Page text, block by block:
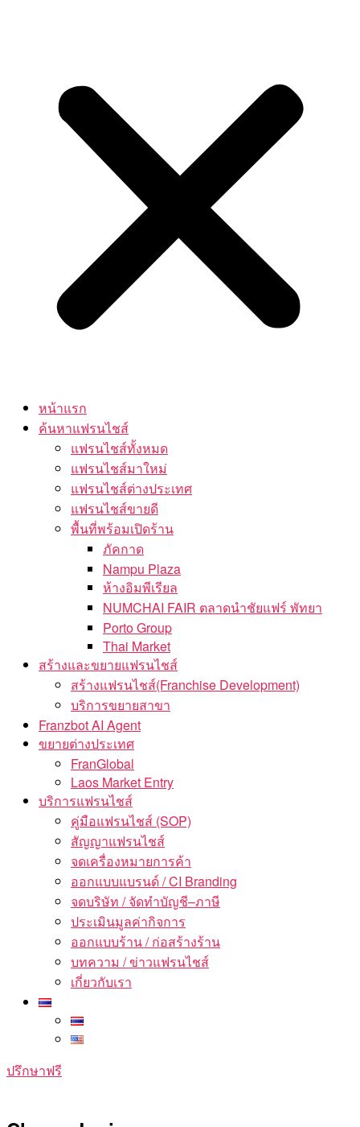
หน้าแรก
ค้นหาแฟรนไชส์
แฟรนไชส์ทั้งหมด
แฟรนไชส์มาใหม่
แฟรนไชส์ต่างประเทศ
แฟรนไชส์ขายดี
พื้นที่พร้อมเปิดร้าน
ภัคกาด
Nampu Plaza
ห้างอิมพีเรียล
NUMCHAI FAIR ตลาดนำชัยแฟร์ พัทยา
Porto Group
Thai Market
สร้างและขยายแฟรนไชส์
สร้างแฟรนไชส์(Franchise Development)
บริการขยายสาขา
Franzbot AI Agent
ขยายต่างประเทศ
FranGlobal
Laos Market Entry
บริการแฟรนไชส์
คู่มือแฟรนไชส์ (SOP)
สัญญาแฟรนไชส์
จดเครื่องหมายการค้า
ออกแบบแบรนด์ / CI Branding
จดบริษัท / จัดทำบัญชี–ภาษี
ประเมินมูลค่ากิจการ
ออกแบบร้าน / ก่อสร้างร้าน
บทความ / ข่าวแฟรนไชส์
เกี่ยวกับเรา
ปรึกษาฟรี